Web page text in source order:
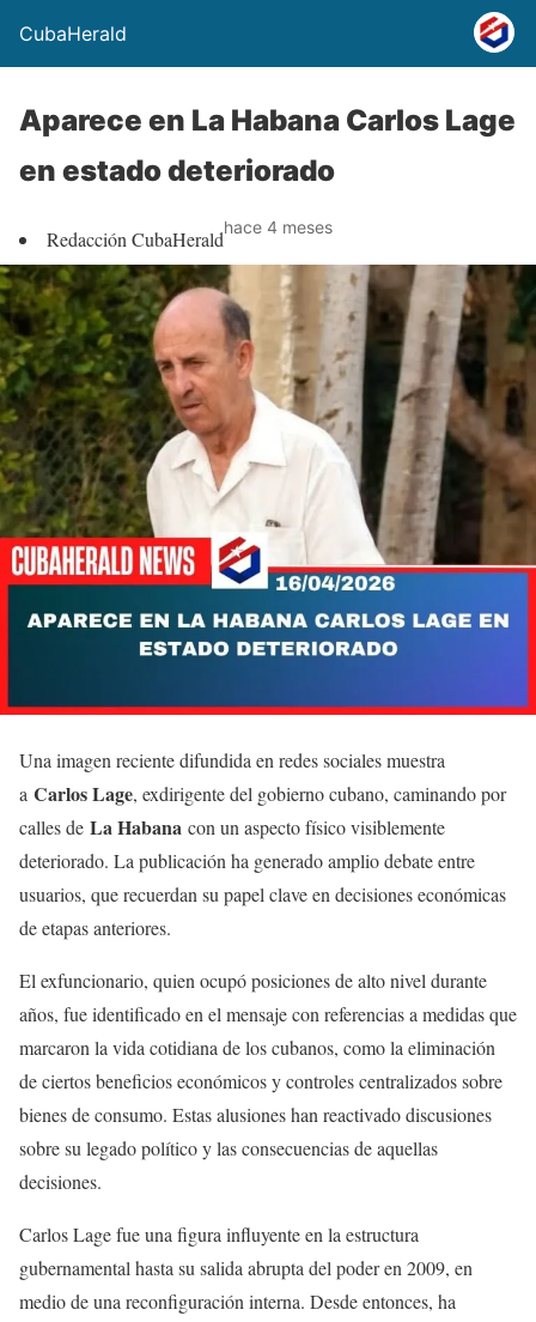
CubaHerald
Aparece en La Habana Carlos Lage
en estado deteriorado
Redacción CubaHeraldhace 4 meses
Una imagen reciente difundida en redes sociales muestra
a Carlos Lage, exdirigente del gobierno cubano, caminando por
calles de La Habana con un aspecto físico visiblemente
deteriorado. La publicación ha generado amplio debate entre
usuarios, que recuerdan su papel clave en decisiones económicas
de etapas anteriores.
El exfuncionario, quien ocupó posiciones de alto nivel durante
años, fue identificado en el mensaje con referencias a medidas que
marcaron la vida cotidiana de los cubanos, como la eliminación
de ciertos beneficios económicos y controles centralizados sobre
bienes de consumo. Estas alusiones han reactivado discusiones
sobre su legado político y las consecuencias de aquellas
decisiones.
Carlos Lage fue una figura influyente en la estructura
gubernamental hasta su salida abrupta del poder en 2009, en
medio de una reconfiguración interna. Desde entonces, ha